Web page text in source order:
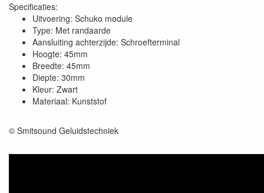
Specificaties:
Uitvoering: Schuko module
Type: Met randaarde
Aansluiting achterzijde: Schroefterminal
Hoogte: 45mm
Breedte: 45mm
Diepte: 30mm
Kleur: Zwart
Materiaal: Kunststof
© Smitsound Geluidstechniek